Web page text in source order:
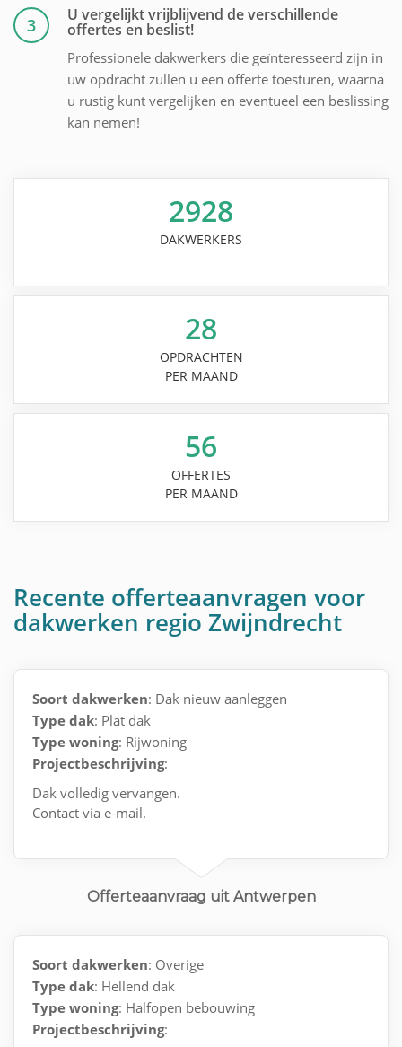
3 U vergelijkt vrijblijvend de verschillende
offertes en beslist!
Professionele dakwerkers die geïnteresseerd zijn in
uw opdracht zullen u een offerte toesturen, waarna
u rustig kunt vergelijken en eventueel een beslissing
kan nemen!
2928
DAKWERKERS
28
OPDRACHTEN
PER MAAND
56
OFFERTES
PER MAAND
Recente offerteaanvragen voor
dakwerken regio Zwijndrecht
Soort dakwerken: Dak nieuw aanleggen
Type dak: Plat dak
Type woning: Rijwoning
Projectbeschrijving:
Dak volledig vervangen.
Contact via e-mail.
Offerteaanvraag uit Antwerpen
Soort dakwerken: Overige
Type dak: Hellend dak
Type woning: Halfopen bebouwing
Projectbeschrijving: